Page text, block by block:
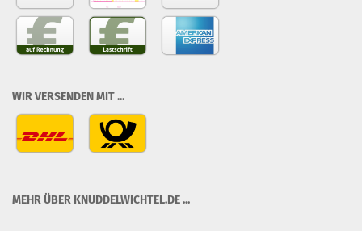
WIR VERSENDEN MIT ...
MEHR ÜBER KNUDDELWICHTEL.DE ...